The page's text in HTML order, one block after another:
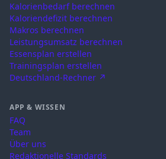
Kalorienbedarf berechnen
Kaloriendefizit berechnen
Makros berechnen
Leistungsumsatz berechnen
Essensplan erstellen
Trainingsplan erstellen
Deutschland-Rechner ↗
APP & WISSEN
FAQ
Team
Über uns
Redaktionelle Standards